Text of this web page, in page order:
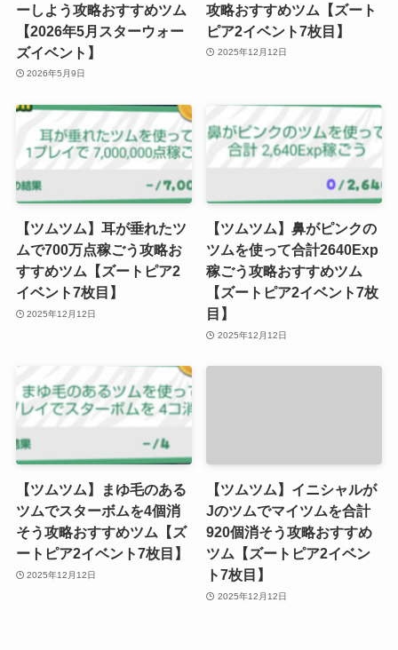
ーしよう攻略おすすめツム
【2026年5月スターウォー
ズイベント】
2026年5月9日
攻略おすすめツム【ズート
ピア2イベント7枚目】
2025年12月12日
【ツムツム】耳が垂れたツ
ムで700万点稼ごう攻略お
すすめツム【ズートピア2
イベント7枚目】
2025年12月12日
【ツムツム】鼻がピンクの
ツムを使って合計2640Exp
稼ごう攻略おすすめツム
【ズートピア2イベント7枚
目】
2025年12月12日
【ツムツム】まゆ毛のある
ツムでスターボムを4個消
そう攻略おすすめツム【ズ
ートピア2イベント7枚目】
2025年12月12日
【ツムツム】イニシャルが
Jのツムでマイツムを合計
920個消そう攻略おすすめ
ツム【ズートピア2イベン
ト7枚目】
2025年12月12日